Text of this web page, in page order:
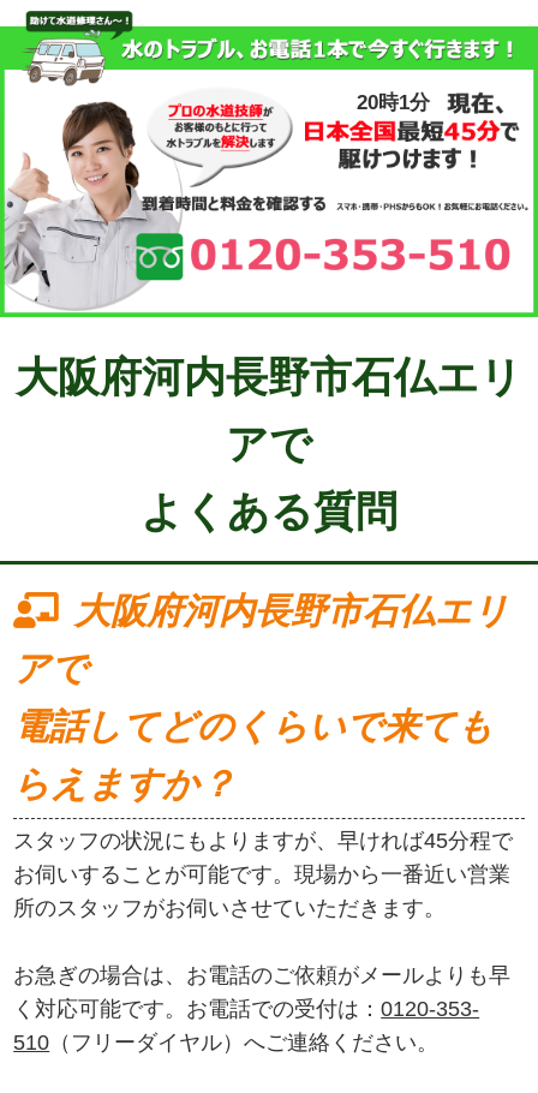
20時1分
大阪府河内長野市石仏エリ
アで
よくある質問
大阪府河内長野市石仏エリ
アで
電話してどのくらいで来ても
らえますか？
スタッフの状況にもよりますが、早ければ45分程で
お伺いすることが可能です。現場から一番近い営業
所のスタッフがお伺いさせていただきます。
お急ぎの場合は、お電話のご依頼がメールよりも早
く対応可能です。お電話での受付は：0120-353-
510 （フリーダイヤル）へご連絡ください。